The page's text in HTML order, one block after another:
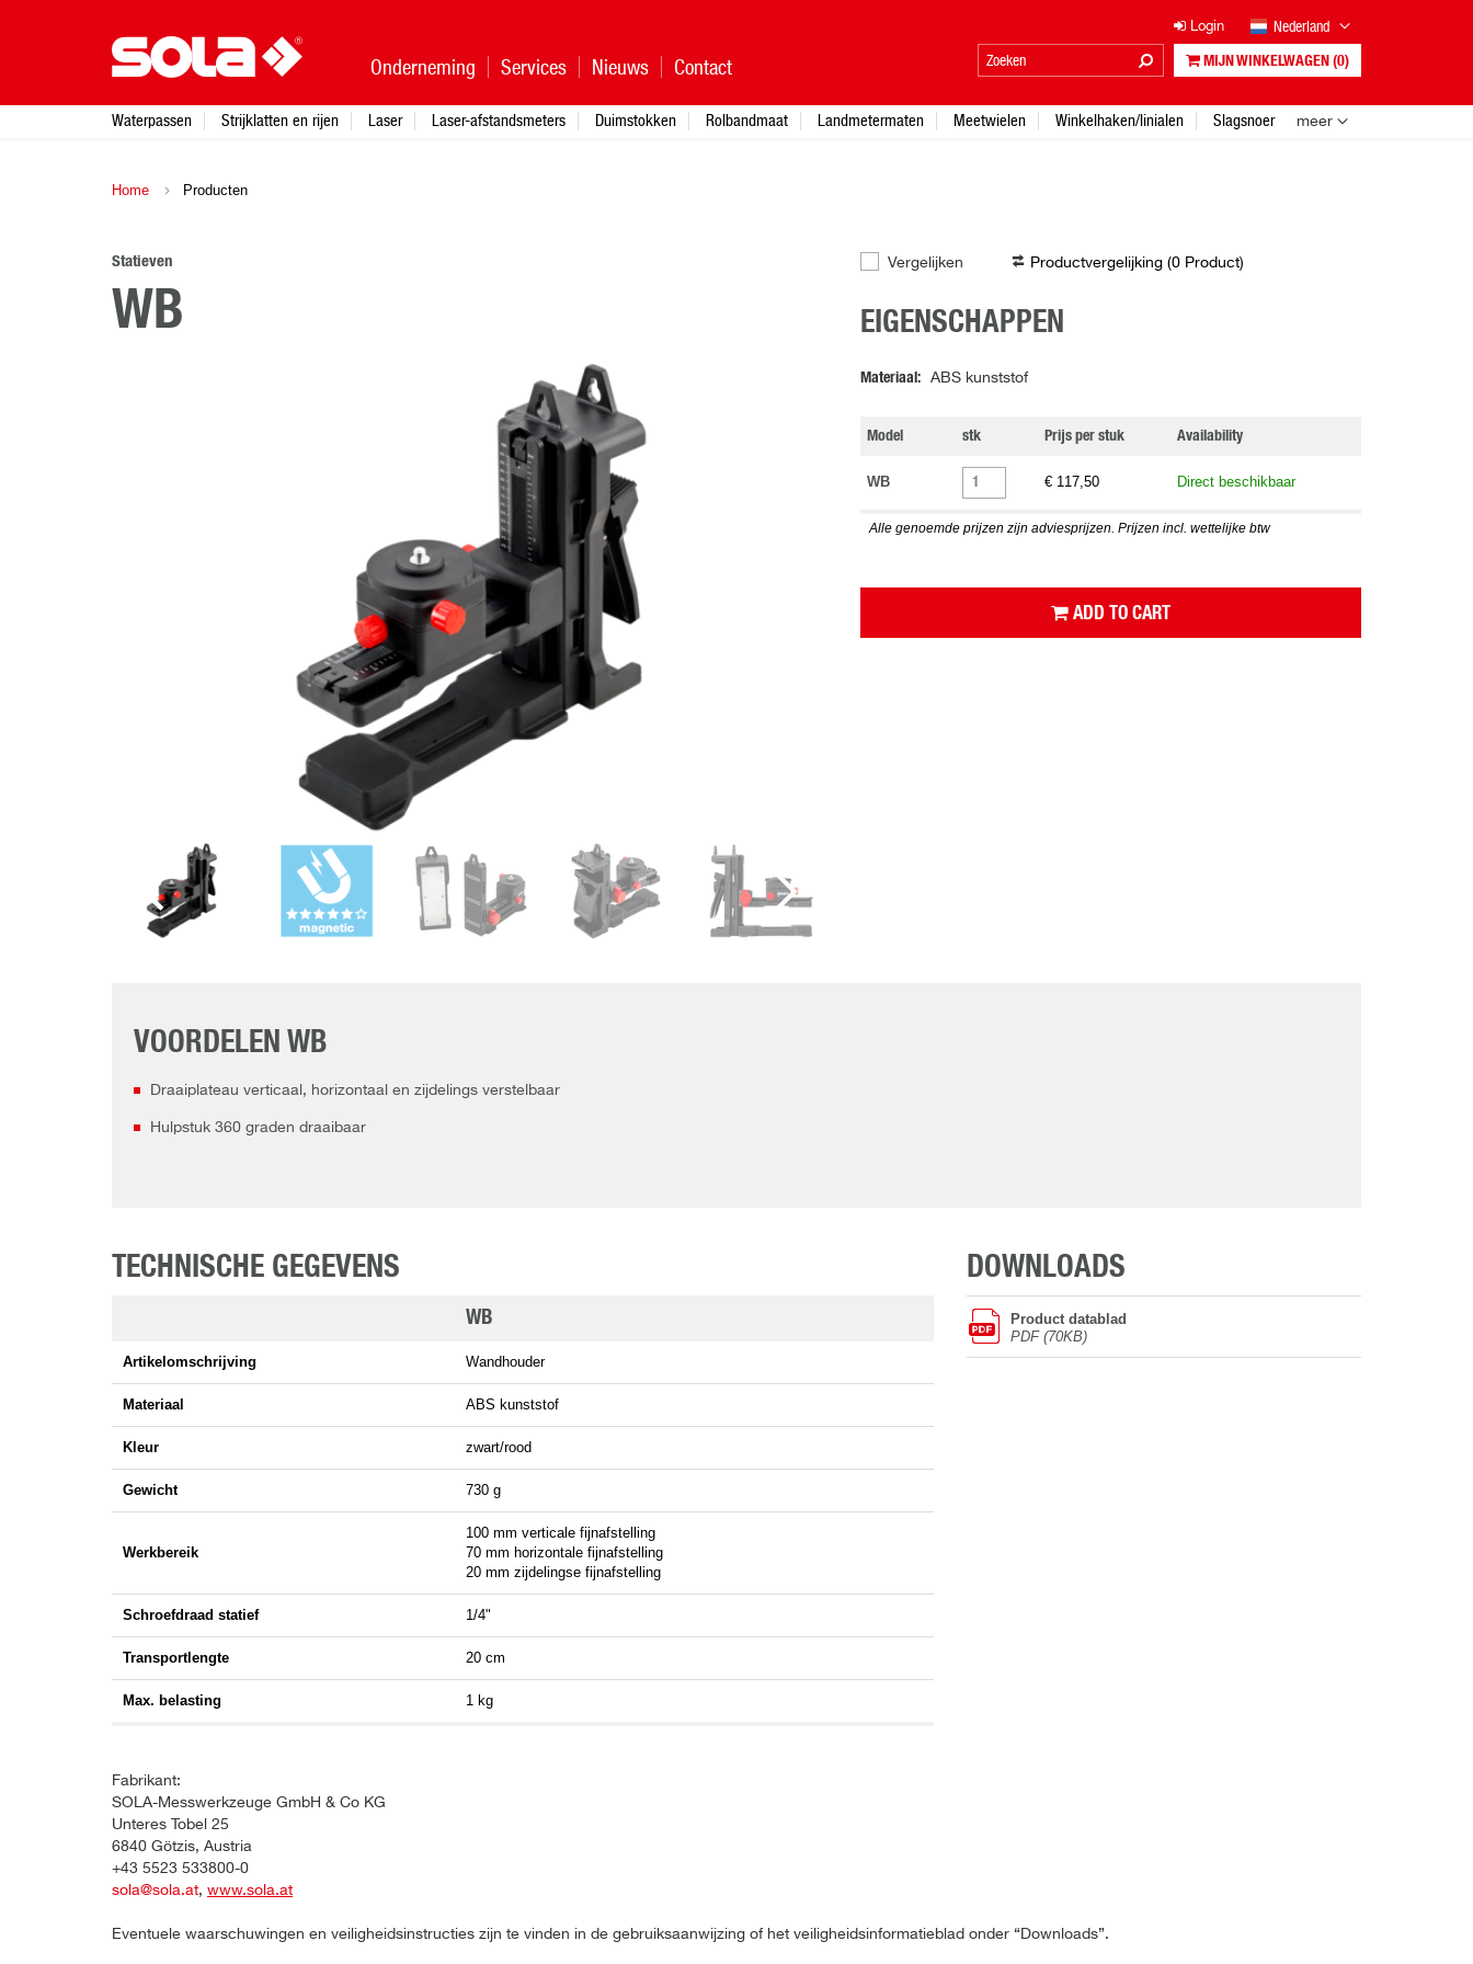
Home Producten
Statieven
WB
Vergelijken Productvergelijking (0 Product)
EIGENSCHAPPEN
Materiaal ABS kunststof
Model stk Prijs per stuk Availability
WB € 117,50 Direct beschikbaar
Alle genoemde prijzen zijn adviesprijzen. Prijzen incl. wettelijke btw
ADD TO CART
VOORDELEN WB
Draaiplateau verticaal, horizontaal en zijdelings verstelbaar
Hulpstuk 360 graden draaibaar
TECHNISCHE GEGEVENS
WB
Artikelomschrijving Wandhouder
Materiaal ABS kunststof
Kleur zwart/rood
Gewicht 730 g
Werkbereik
100 mm verticale fijnafstelling
70 mm horizontale fijnafstelling
20 mm zijdelingse fijnafstelling
Schroefdraad statief 1/4"
Transportlengte 20 cm
Max. belasting 1 kg
DOWNLOADS
Product datablad
PDF (70KB)
Fabrikant:
SOLA-Messwerkzeuge GmbH & Co KG
Unteres Tobel 25
6840 Götzis, Austria
+43 5523 533800-0
sola@sola.at, www.sola.at
Eventuele waarschuwingen en veiligheidsinstructies zijn te vinden in de gebruiksaanwijzing of het veiligheidsinformatieblad onder “Downloads”.
Onderneming Services Nieuws Contact
Login Nederland
MIJN WINKELWAGEN (0)
Waterpassen Strijklatten en rijen Laser Laser-afstandsmeters Duimstokken Rolbandmaat Landmetermaten Meetwielen Winkelhaken/linialen Slagsnoer meer